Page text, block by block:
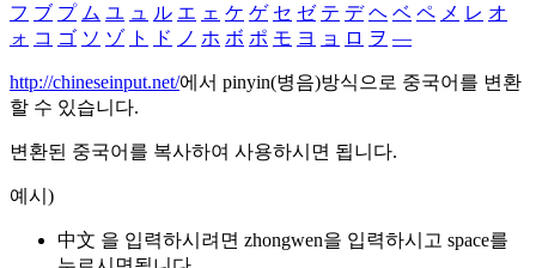
フ ブ プ ム ユ ュ ル エ ェ ケ ゲ セ ゼ テ デ ヘ ベ ペ メ レ オ
ォ コ ゴ ソ ゾ ト ド ノ ホ ボ ポ モ ヨ ョ ロ ヲ ―
http://chineseinput.net/에서 pinyin(병음)방식으로 중국어를 변환
할 수 있습니다.
변환된 중국어를 복사하여 사용하시면 됩니다.
예시)
中文 을 입력하시려면 zhongwen을 입력하시고 space를